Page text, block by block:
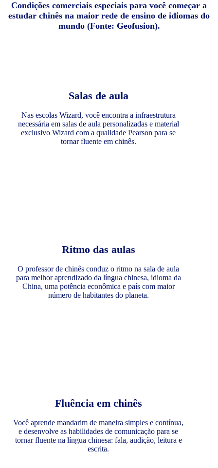
Condições comerciais especiais para você começar a
estudar chinês na maior rede de ensino de idiomas do
mundo (Fonte: Geofusion).
Salas de aula
Nas escolas Wizard, você encontra a infraestrutura
necessária em salas de aula personalizadas e material
exclusivo Wizard com a qualidade Pearson para se
tornar fluente em chinês.
Ritmo das aulas
O professor de chinês conduz o ritmo na sala de aula
para melhor aprendizado da língua chinesa, idioma da
China, uma potência econômica e país com maior
número de habitantes do planeta.
Fluência em chinês
Você aprende mandarim de maneira simples e contínua,
e desenvolve as habilidades de comunicação para se
tornar fluente na língua chinesa: fala, audição, leitura e
escrita.